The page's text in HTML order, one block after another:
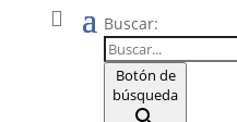
Buscar:
Botón de
búsqueda